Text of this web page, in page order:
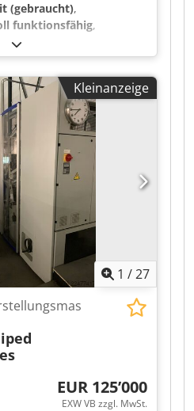
(gebraucht),
funktionsfähig,
Mechanische
Zeitregler
x 24 cm Verschiedene
Uuueiaock Zusätzlich
Kleinanzeige
1 /27
EUR 125’000
EXW VB zzgl. MwSt.